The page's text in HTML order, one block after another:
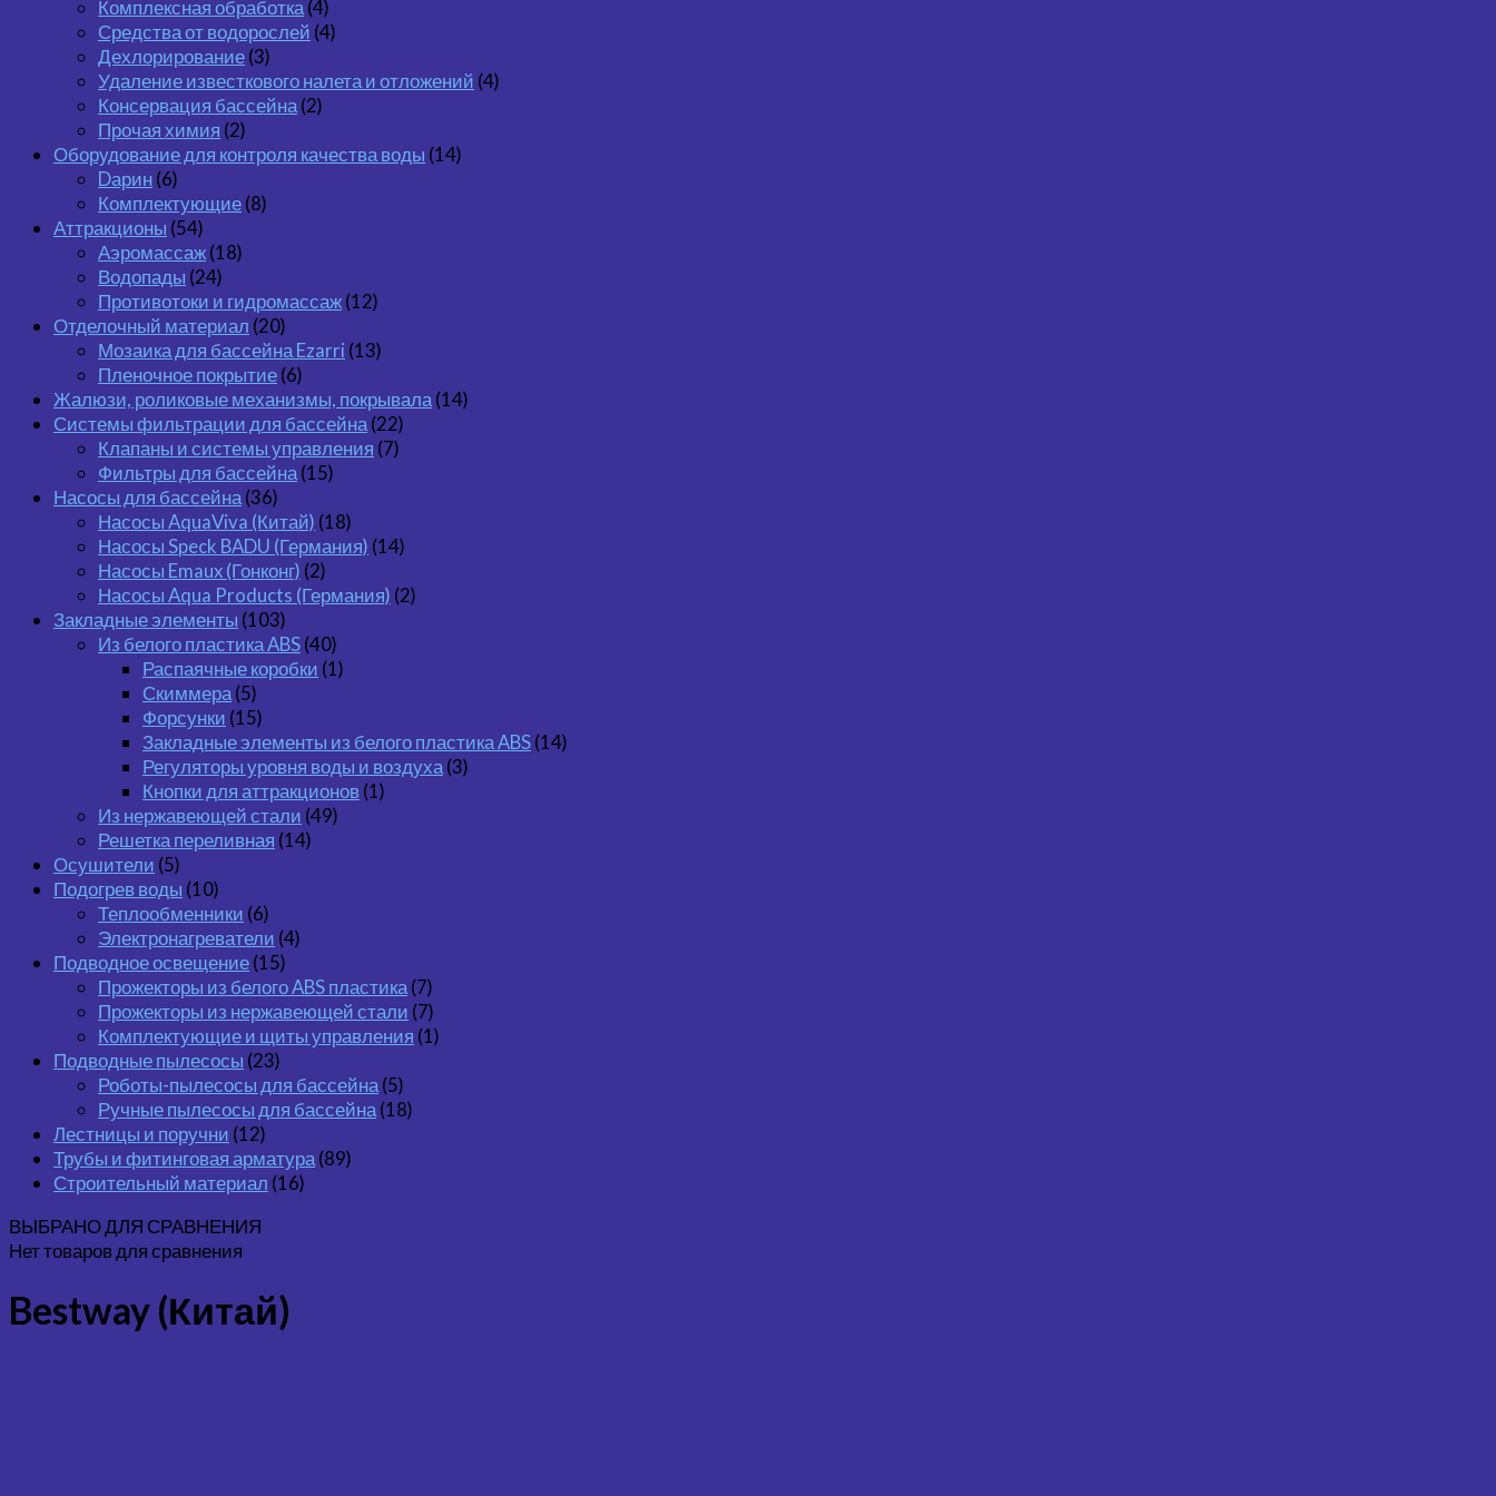
Комплексная обработка(4)
Средства от водорослей (4)
Дехлорирование(3)
Удаление известкового налета и отложений (4)
Консервация бассейна(2)
Прочая химия (2)
Оборудование для контроля качества воды (14)
Dарин(6)
Комплектующие(8)
Аттракционы (54)
Аэромассаж(18)
Водопады (24)
Противотоки и гидромассаж(12)
Отделочный материал (20)
Мозаика для бассейна Ezarri (13)
Пленочное покрытие(6)
Жалюзи, роликовые механизмы, покрывала(14)
Системы фильтрации для бассейна(22)
Клапаны и системы управления (7)
Фильтры для бассейна(15)
Насосы для бассейна(36)
Насосы AquaViva (Китай) (18)
Насосы Speck BADU (Германия) (14)
Насосы Emaux (Гонконг) (2)
Насосы Aqua Products (Германия) (2)
Закладные элементы (103)
Из белого пластика ABS(40)
Распаячные коробки (1)
Скиммера(5)
Форсунки (15)
Закладные элементы из белого пластика ABS(14)
Регуляторы уровня воды и воздуха(3)
Кнопки для аттракционов(1)
Из нержавеющей стали (49)
Решетка переливная (14)
Осушители (5)
Подогрев воды (10)
Теплообменники (6)
Электронагреватели (4)
Подводное освещение(15)
Прожекторы из белого ABS пластика(7)
Прожекторы из нержавеющей стали (7)
Комплектующие и щиты управления (1)
Подводные пылесосы (23)
Роботы-пылесосы для бассейна(5)
Ручные пылесосы для бассейна(18)
Лестницы и поручни (12)
Трубы и фитинговая арматура(89)
Строительный материал (16)
ВЫБРАНО ДЛЯ СРАВНЕНИЯ
Нет товаров для сравнения
Bestway (Китай)